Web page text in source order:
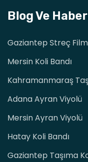
Blog Ve
Gaziantep Streç Film
Mersin Koli Bandı
Kahramanmaraş
Adana Ayran Viyolü
Mersin Ayran Viyolü
Hatay Koli Bandı
Gaziantep Taşıma